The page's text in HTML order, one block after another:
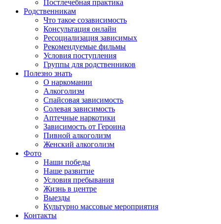
Постлечебная практика
Родственникам
Что такое созависимость
Консультация онлайн
Ресоциализация зависимых
Рекомендуемые фильмы
Условия поступления
Группы для родственников
Полезно знать
О наркомании
Алкоголизм
Спайсовая зависимость
Солевая зависимость
Аптечные наркотики
Зависимость от Героина
Пивной алкоголизм
Женский алкоголизм
Фото
Наши победы
Наше развитие
Условия пребывания
Жизнь в центре
Выезды
Культурно массовые мероприятия
Контакты